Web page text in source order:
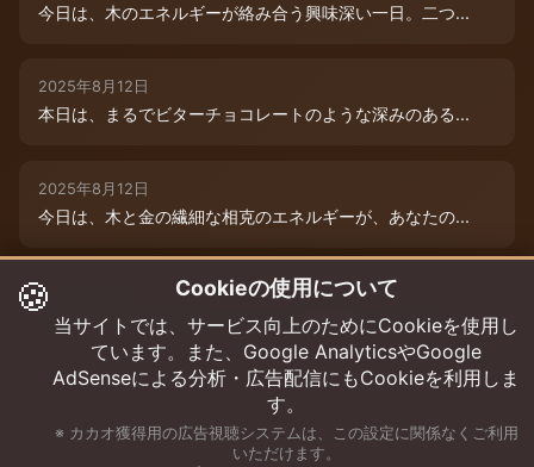
今日は、木のエネルギーが絡み合う興味深い一日。二つ...
2025年8月12日
本日は、まるでビターチョコレートのような深みのある...
2025年8月12日
今日は、木と金の繊細な相克のエネルギーが、あなたの...
2025年8月9日
今日は、あなたの木のエネルギーが最高潮！まるでダー...
🍪 Cookieの使用について
当サイトでは、サービス向上のためにCookieを使用し
ています。また、Google AnalyticsやGoogle
AdSenseによる分析・広告配信にもCookieを利用しま
す。
※ カカオ獲得用の広告視聴システムは、この設定に関係なくご利用
いただけます。